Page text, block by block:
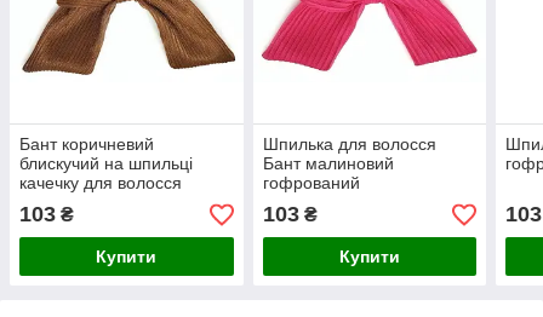
Бант коричневий
блискучий на шпильці
качечку для волосся
103 ₴
Купити
Шпилька для волосся
Бант малиновий
гофрований
103₴
Купити
103